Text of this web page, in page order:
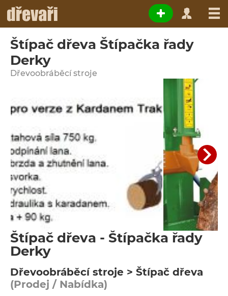
Štípač dřeva Štípačka řady
Derky
Dřevoobráběcí stroje
Štípač dřeva - Štípačka řady
Derky
Dřevoobráběcí stroje > Štípač dřeva
(Prodej / Nabídka)